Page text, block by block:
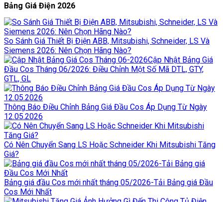
Bảng Giá Điện 2026
So Sánh Giá Thiết Bị Điện ABB, Mitsubishi, Schneider, LS Và
Siemens 2026: Nên Chọn Hãng Nào?
Cập Nhật Bảng Giá
Đầu Cos Tháng 06/2026: Điều Chỉnh Một Số Mã DTL, GTY,
GTL, GL
Thông Báo Điều Chỉnh Bảng Giá Đầu Cos Áp Dụng Từ Ngày
12.05.2026
Có Nên Chuyển Sang LS Hoặc Schneider Khi Mitsubishi Tăng
Giá?
Bảng giá đầu Cos mới nhất tháng 05/2026-Tải Bảng giá Đầu
Cos Mới Nhất